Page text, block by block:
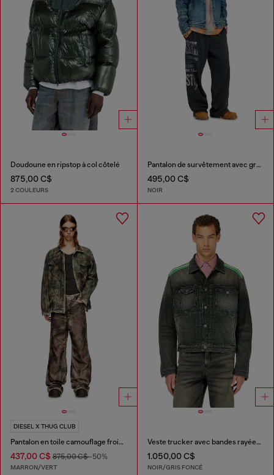
Doudoune en ripstop à col côtelé
875,00 C$
2 COULEURS
Pantalon de survêtement avec graphismes concert
495,00 C$
NOIR
DIESEL X THUG CLUB
Pantalon en toile camouflage froissée
437,00 C$ 875,00 C$-50%
MARRON/VERT
Veste trucker avec bandes rayées sur les épaules
1.050,00 C$
NOIR/GRIS FONCÉ